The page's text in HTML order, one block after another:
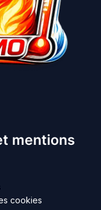
mentions
cookies